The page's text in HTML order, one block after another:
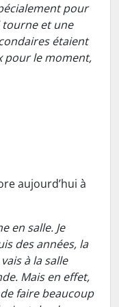
pour
et une
étaient
pour le moment,
aujourd’hui à
en salle. Je
des années, la
à la salle
Mais en effet,
faire beaucoup